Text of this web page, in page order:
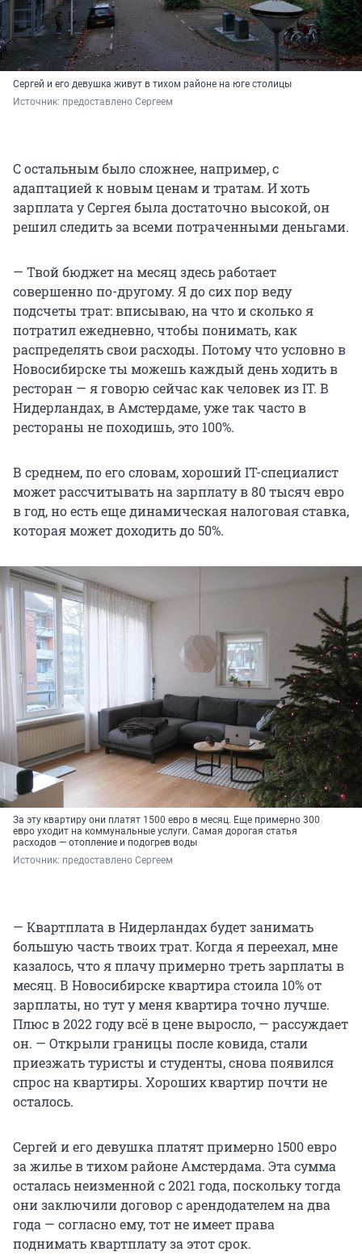
Сергей и его девушка живут в тихом районе на юге столицы
Источник: предоставлено Сергеем
С остальным было сложнее, например, с
адаптацией к новым ценам и тратам. И хоть
зарплата у Сергея была достаточно высокой, он
решил следить за всеми потраченными деньгами.
— Твой бюджет на месяц здесь работает
совершенно по-другому. Я до сих пор веду
подсчеты трат: вписываю, на что и сколько я
потратил ежедневно, чтобы понимать, как
распределять свои расходы. Потому что условно в
Новосибирске ты можешь каждый день ходить в
ресторан — я говорю сейчас как человек из IT. В
Нидерландах, в Амстердаме, уже так часто в
рестораны не походишь, это 100%.
В среднем, по его словам, хороший IT-специалист
может рассчитывать на зарплату в 80 тысяч евро
в год, но есть еще динамическая налоговая ставка,
которая может доходить до 50%.
За эту квартиру они платят 1500 евро в месяц. Еще примерно 300
евро уходит на коммунальные услуги. Самая дорогая статья
расходов — отопление и подогрев воды
Источник: предоставлено Сергеем
— Квартплата в Нидерландах будет занимать
большую часть твоих трат. Когда я переехал, мне
казалось, что я плачу примерно треть зарплаты в
месяц. В Новосибирске квартира стоила 10% от
зарплаты, но тут у меня квартира точно лучше.
Плюс в 2022 году всё в цене выросло, — рассуждает
он. — Открыли границы после ковида, стали
приезжать туристы и студенты, снова появился
спрос на квартиры. Хороших квартир почти не
осталось.
Сергей и его девушка платят примерно 1500 евро
за жилье в тихом районе Амстердама. Эта сумма
осталась неизменной с 2021 года, поскольку тогда
они заключили договор с арендодателем на два
года — согласно ему, тот не имеет права
поднимать квартплату за этот срок.